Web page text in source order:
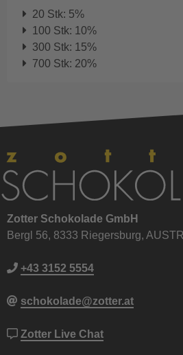
20 Stk: 5%
100 Stk: 10%
300 Stk: 15%
700 Stk: 20%
Zotter Schokolade GmbH
Bergl 56, 8333 Riegersburg,
+43 3152 5554
schokolade@zotter.at
Zotter Live Chat